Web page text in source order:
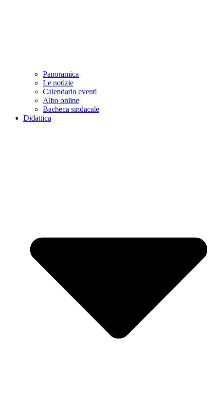
Panoramica
Le notizie
Calendario eventi
Albo online
Bacheca sindacale
Didattica